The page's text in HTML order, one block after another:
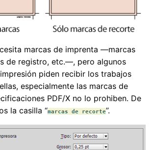
marcas de imprenta —marcas
de registro, etc.—, pero algunos
piden recibir los trabajos
especialmente las marcas de
PDF/X no lo prohiben. De
la casilla “marcas de recorte”.